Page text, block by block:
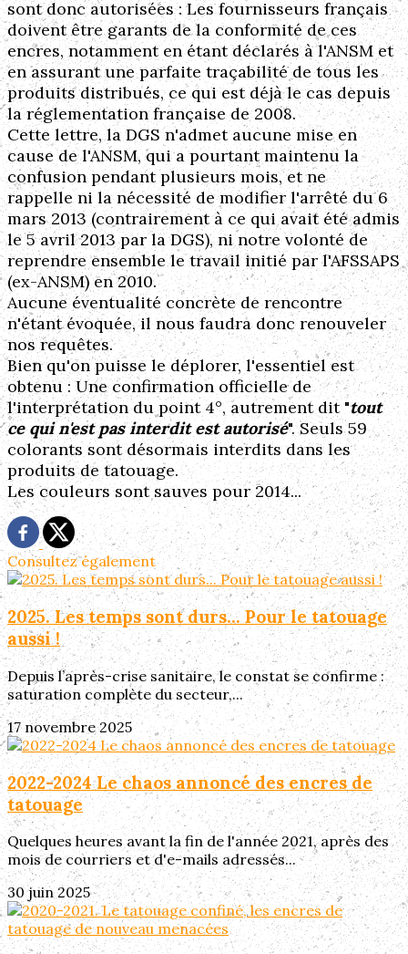
sont donc autorisées : Les fournisseurs français
doivent être garants de la conformité de ces
encres, notamment en étant déclarés à l'ANSM et
en assurant une parfaite traçabilité de tous les
produits distribués, ce qui est déjà le cas depuis
la réglementation française de 2008.
Cette lettre, la DGS n'admet aucune mise en
cause de l'ANSM, qui a pourtant maintenu la
confusion pendant plusieurs mois, et ne
rappelle ni la nécessité de modifier l'arrêté du 6
mars 2013 (contrairement à ce qui avait été admis
le 5 avril 2013 par la DGS), ni notre volonté de
reprendre ensemble le travail initié par l'AFSSAPS
(ex-ANSM) en 2010.
Aucune éventualité concrète de rencontre
n'étant évoquée, il nous faudra donc renouveler
nos requêtes.
Bien qu'on puisse le déplorer, l'essentiel est
obtenu : Une confirmation officielle de
l'interprétation du point 4°, autrement dit "tout
ce qui n'est pas interdit est autorisé". Seuls 59
colorants sont désormais interdits dans les
produits de tatouage.
Les couleurs sont sauves pour 2014...
Consultez également
2025. Les temps sont durs... Pour le tatouage
aussi !
Depuis l’après-crise sanitaire, le constat se confirme :
saturation complète du secteur,...
17 novembre 2025
2022-2024 Le chaos annoncé des encres de
tatouage
Quelques heures avant la fin de l'année 2021, après des
mois de courriers et d'e-mails adressés...
30 juin 2025